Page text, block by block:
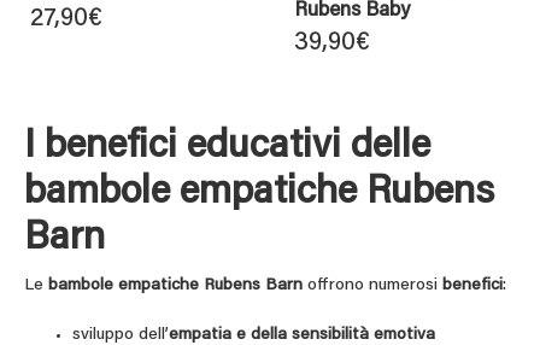
27,90€
Rubens Baby
39,90€
I benefici educativi delle
bambole empatiche Rubens
Barn
Le bambole empatiche Rubens Barn offrono numerosi benefici:
sviluppo dell’empatia e della sensibilità emotiva